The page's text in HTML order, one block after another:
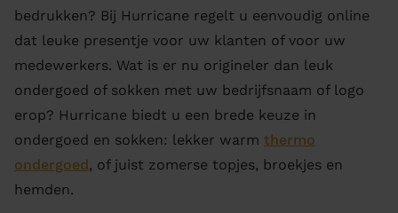
bedrukken? Bij Hurricane regelt u eenvoudig online
dat leuke presentje voor uw klanten of voor uw
medewerkers. Wat is er nu origineler dan leuk
ondergoed of sokken met uw bedrijfsnaam of logo
erop? Hurricane biedt u een brede keuze in
ondergoed en sokken: lekker warm thermo
ondergoed, of juist zomerse topjes, broekjes en
hemden.